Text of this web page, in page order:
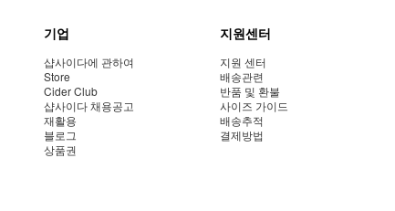
기업
샵사이다에 관하여
Store
Cider Club
샵사이다 채용공고
재활용
블로그
상품권
지원센터
지원 센터
배송관련
반품 및 환불
사이즈 가이드
배송추적
결제방법